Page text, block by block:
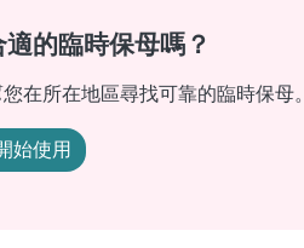
的臨時保母嗎？
在所在地區尋找可靠的臨時保母。
始使用